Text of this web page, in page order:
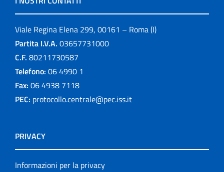
Viale Regina Elena 299, 00161 – Roma (I)
Partita I.V.A. 03657731000
C.F. 80211730587
Telefono: 06 4990 1
Fax: 06 4938 7118
PEC: protocollo.centrale@pec.iss.it
PRIVACY
Informazioni per la privacy